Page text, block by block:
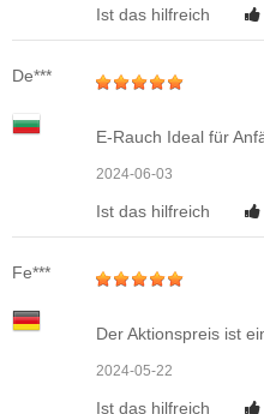
Ist das hilfreich
De***
E-Rauch Ideal für
2024-06-03
Ist das hilfreich
Fe***
Der Aktionspreis ist
2024-05-22
Ist das hilfreich